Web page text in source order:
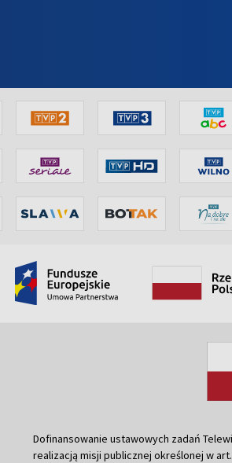
Dofinansowanie ustawowych zadań
realizacją misji publicznej określonej w